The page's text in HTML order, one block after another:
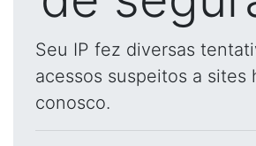
Seu IP fez diversas
acessos suspeitos a sites
conosco.